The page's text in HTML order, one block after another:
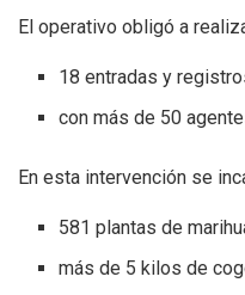
El operativo obligó a
18 entradas y
con más de 50
En esta intervención se
581 plantas de
más de 5 kilos de